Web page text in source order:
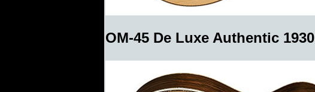
OM-45 De Luxe Authentic 1930